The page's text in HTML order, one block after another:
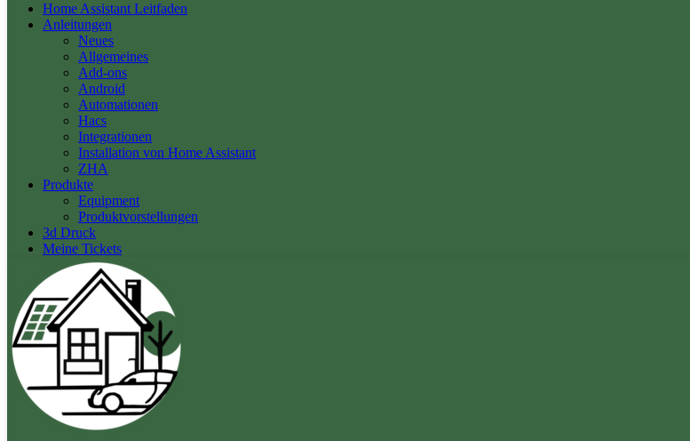
Home Assistant Leitfaden
Anleitungen
Neues
Allgemeines
Add-ons
Android
Automationen
Hacs
Integrationen
Installation von Home Assistant
ZHA
Produkte
Equipment
Produktvorstellungen
3d Druck
Meine Tickets